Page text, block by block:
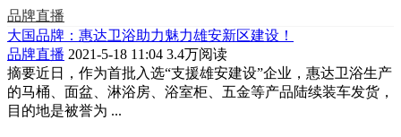
品牌直播
大国品牌：惠达卫浴助力魅力雄安新区建设！
品牌直播 2021-5-18 11:04 3.4万阅读
摘要近日，作为首批入选“支援雄安建设”企业，惠达卫浴生产
的马桶、面盆、淋浴房、浴室柜、五金等产品陆续装车发货，
目的地是被誉为 ...